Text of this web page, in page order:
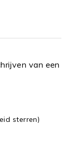
van een
sterren)